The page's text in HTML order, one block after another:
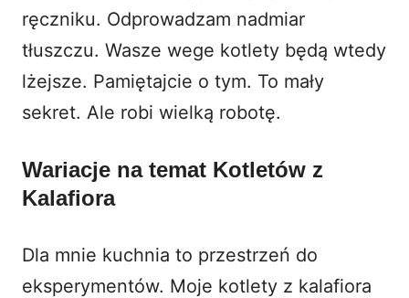
ręczniku. Odprowadzam nadmiar
tłuszczu. Wasze wege kotlety będą wtedy
lżejsze. Pamiętajcie o tym. To mały
sekret. Ale robi wielką robotę.
Wariacje na temat Kotletów z
Kalafiora
Dla mnie kuchnia to przestrzeń do
eksperymentów. Moje kotlety z kalafiora